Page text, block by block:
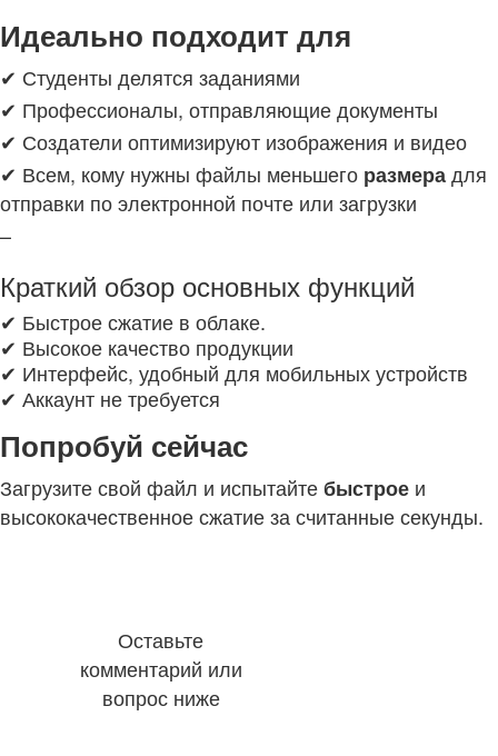
Идеально подходит для
✔ Студенты делятся заданиями
✔ Профессионалы, отправляющие документы
✔ Создатели оптимизируют изображения и видео
✔ Всем, кому нужны файлы меньшего размерадля
отправки по электронной почте или загрузки
–
Краткий обзор основных функций
✔ Быстрое сжатие в облаке.
✔ Высокое качество продукции
✔ Интерфейс, удобный для мобильных устройств
✔ Аккаунт не требуется
Попробуй сейчас
Загрузите свой файл и испытайтебыстрое и
высококачественное сжатие за считанные секунды.
Оставьте
комментарий или
вопрос ниже